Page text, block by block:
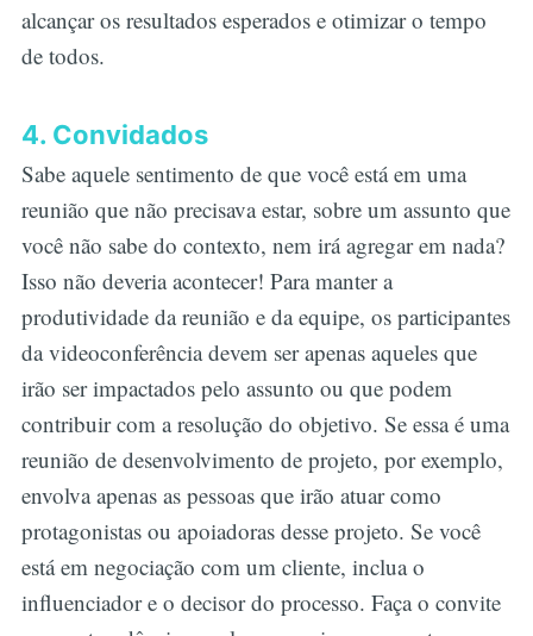
alcançar os resultados esperados e otimizar o tempo
de todos.
4. Convidados
Sabe aquele sentimento de que você está em uma
reunião que não precisava estar, sobre um assunto que
você não sabe do contexto, nem irá agregar em nada?
Isso não deveria acontecer! Para manter a
produtividade da reunião e da equipe, os participantes
da videoconferência devem ser apenas aqueles que
irão ser impactados pelo assunto ou que podem
contribuir com a resolução do objetivo. Se essa é uma
reunião de desenvolvimento de projeto, por exemplo,
envolva apenas as pessoas que irão atuar como
protagonistas ou apoiadoras desse projeto. Se você
está em negociação com um cliente, inclua o
influenciador e o decisor do processo. Faça o convite